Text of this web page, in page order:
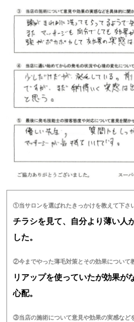
①当サロンを選ばれたきっかけを教えて下さ
チラシを見て、自分より薄い人
した。
②今までやった薄毛対策とその効果について
リアップを使っていたが効果が
心配。
③当店の施術について意見や効果の実感など